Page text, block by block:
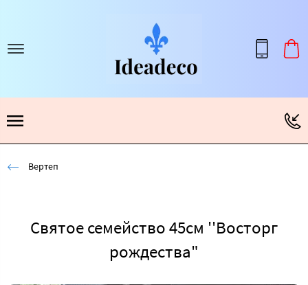
Вертеп
Святое семейство 45см ''Восторг
рождества"